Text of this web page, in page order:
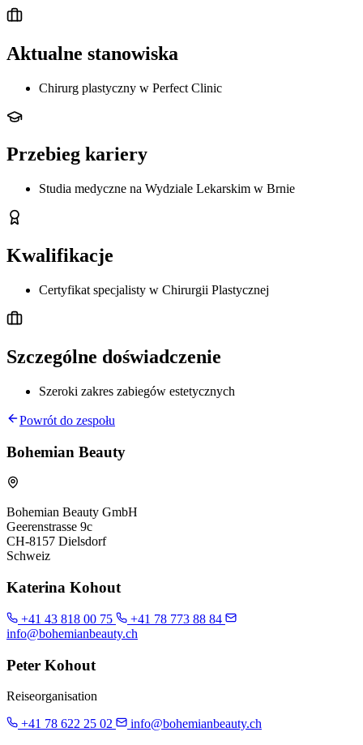
Aktualne stanowiska
Chirurg plastyczny w Perfect Clinic
Przebieg kariery
Studia medyczne na Wydziale Lekarskim w Brnie
Kwalifikacje
Certyfikat specjalisty w Chirurgii Plastycznej
Szczególne doświadczenie
Szeroki zakres zabiegów estetycznych
Powrót do zespołu
Bohemian Beauty
Bohemian Beauty GmbH
Geerenstrasse 9c
CH-8157 Dielsdorf
Schweiz
Katerina Kohout
+41 43 818 00 75
+41 78 773 88 84
info@bohemianbeauty.ch
Peter Kohout
Reiseorganisation
+41 78 622 25 02
info@bohemianbeauty.ch